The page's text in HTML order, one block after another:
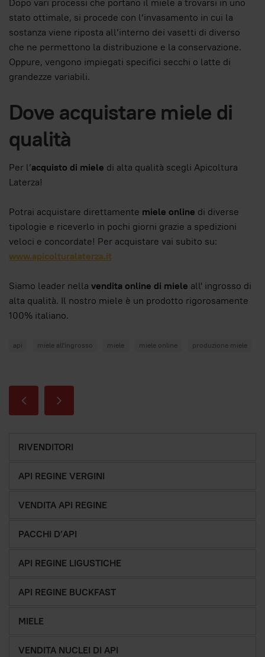
Dopo vari processi che portano il miele a trovarsi in uno
stato ottimale, si procede con l’invasamento in cui la
sostanza viene riposta all’interno dei vasetti di diverso
che ne permettono la distribuzione e la conservazione.
Oppure, vengono impiegati specifici secchi o latte di
grandezze variabili.
Dove acquistare miele di
qualità
Per l’acquisto di miele di alta qualità scegli Apicoltura
Laterza!
Potrai acquistare direttamente miele online di diverse
tipologie e riceverlo in pochi giorni grazie a spedizioni
veloci e concordate! Per acquistare vai subito su:
www.apicolturalaterza.it
Siamo leader nella vendita online di miele all' ingrosso di
alta qualità. Il nostro miele è un prodotto rigorosamente
100% italiano.
api miele all'ingrosso miele miele online produzione miele
RIVENDITORI
API REGINE VERGINI
VENDITA API REGINE
PACCHI D’API
API REGINE LIGUSTICHE
API REGINE BUCKFAST
MIELE
VENDITA NUCLEI DI API